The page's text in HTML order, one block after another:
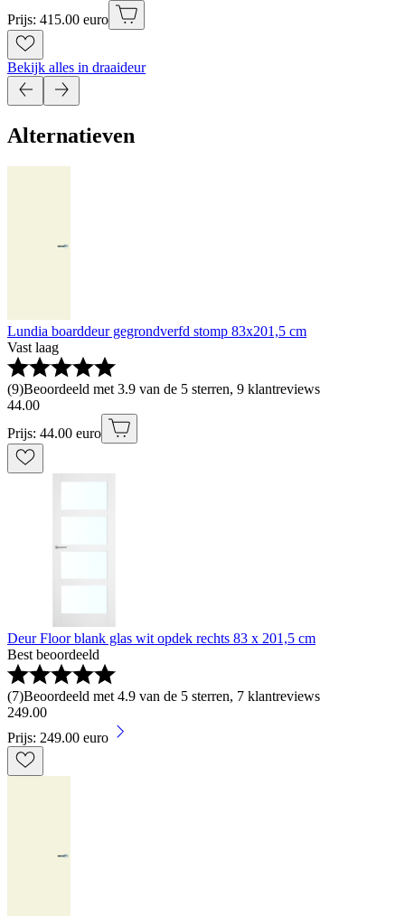
Prijs: 415.00 euro
Bekijk alles in draaideur
Alternatieven
Lundia boarddeur gegrondverfd stomp 83x201,5 cm
Vast laag
(9)Beoordeeld met 3.9 van de 5 sterren, 9 klantreviews
44.00
Prijs: 44.00 euro
Deur Floor blank glas wit opdek rechts 83 x 201,5 cm
Best beoordeeld
(7)Beoordeeld met 4.9 van de 5 sterren, 7 klantreviews
249.00
Prijs: 249.00 euro